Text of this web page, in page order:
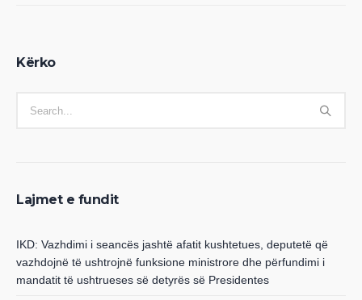
Kërko
Lajmet e fundit
IKD: Vazhdimi i seancës jashtë afatit kushtetues, deputetë që
vazhdojnë të ushtrojnë funksione ministrore dhe përfundimi i
mandatit të ushtrueses së detyrës së Presidentes